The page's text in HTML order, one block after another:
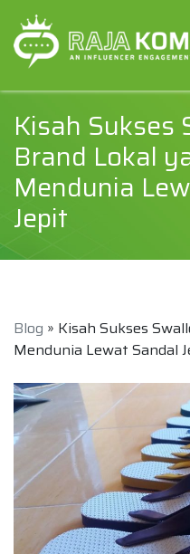
Kisah Sukses
Brand Lokal
Mendunia
Jepit
Blog » Kisah Sukses
Mendunia Lewat Sandal